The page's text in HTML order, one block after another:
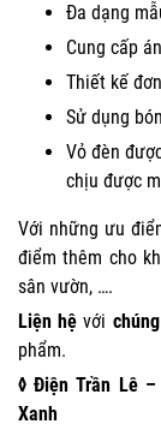
Đa dạng
Cung cấp
Thiết kế
Sử dụng
Vỏ đèn
chịu được
Với những ưu
điểm thêm cho
sân vườn, ….
Liện hệ với
phẩm.
◊ Điện Trần Lê –
Xanh